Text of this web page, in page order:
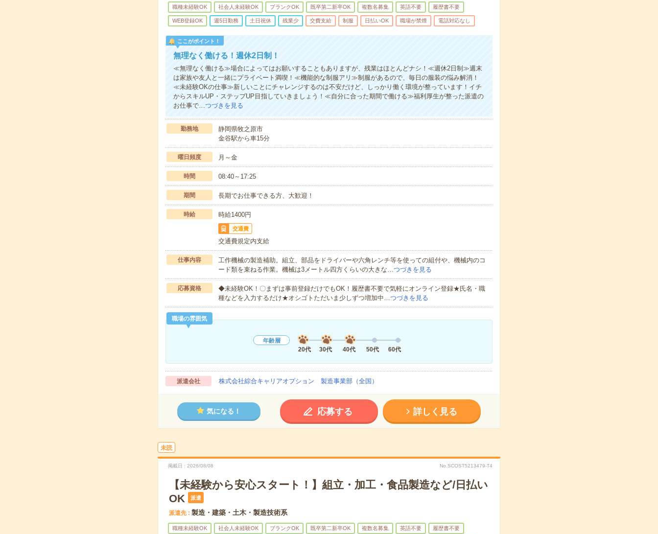
職種未経験OK 社会人未経験OK ブランクOK 既卒第二新卒OK 複数名募集 英語不要 履歴書不要
WEB登録OK 週5日勤務 土日祝休 残業少 交費支給 制服 日払いOK 職場が禁煙 電話対応なし
ここがポイント！
無理なく働ける！週休2日制！
≪無理なく働ける≫場合によってはお願いすることもありますが、残業はほとんどナシ！≪週休2日制≫週末
は家族や友人と一緒にプライベート満喫！≪機能的な制服アリ≫制服があるので、毎日の服装の悩み解消！
≪未経験OKの仕事≫新しいことにチャレンジするのは不安だけど、しっかり働く環境が整っています！イチ
からスキルUP・ステップUP目指していきましょう！≪自分に合った期間で働ける≫福利厚生が整った派遣の
お仕事で…つづきを見る
勤務地
静岡県牧之原市
金谷駅から車15分
曜日頻度 月～金
時間 08:40～17:25
期間 長期でお仕事できる方、大歓迎！
時給 時給1400円
交通費
交通費規定内支給
仕事内容
工作機械の製造補助。組立、部品をドライバーや六角レンチ等を使っての組付や、機械内のコ
ード類を束ねる作業。機械は3メートル四方くらいの大きな…つづきを見る
応募資格
◆未経験OK！〇まずは事前登録だけでもOK！履歴書不要で気軽にオンライン登録★氏名・職
種などを入力するだけ★オシゴトただいま少しずつ増加中…つづきを見る
職場の雰囲気
年齢層
20代
30代 40代 50代 60代
派遣会社 株式会社綜合キャリアオプション 製造事業部（全国）
気になる！ 応募する 詳しく見る
未読
掲載日 2026/08/08 No.SCOST5213479-T4
【未経験から安心スタート！】組立・加工・食品製造など/日払い
OK
派遣
派遣先 製造・建築・土木・製造技術系
職種未経験OK 社会人未経験OK ブランクOK 既卒第二新卒OK 複数名募集 英語不要 履歴書不要